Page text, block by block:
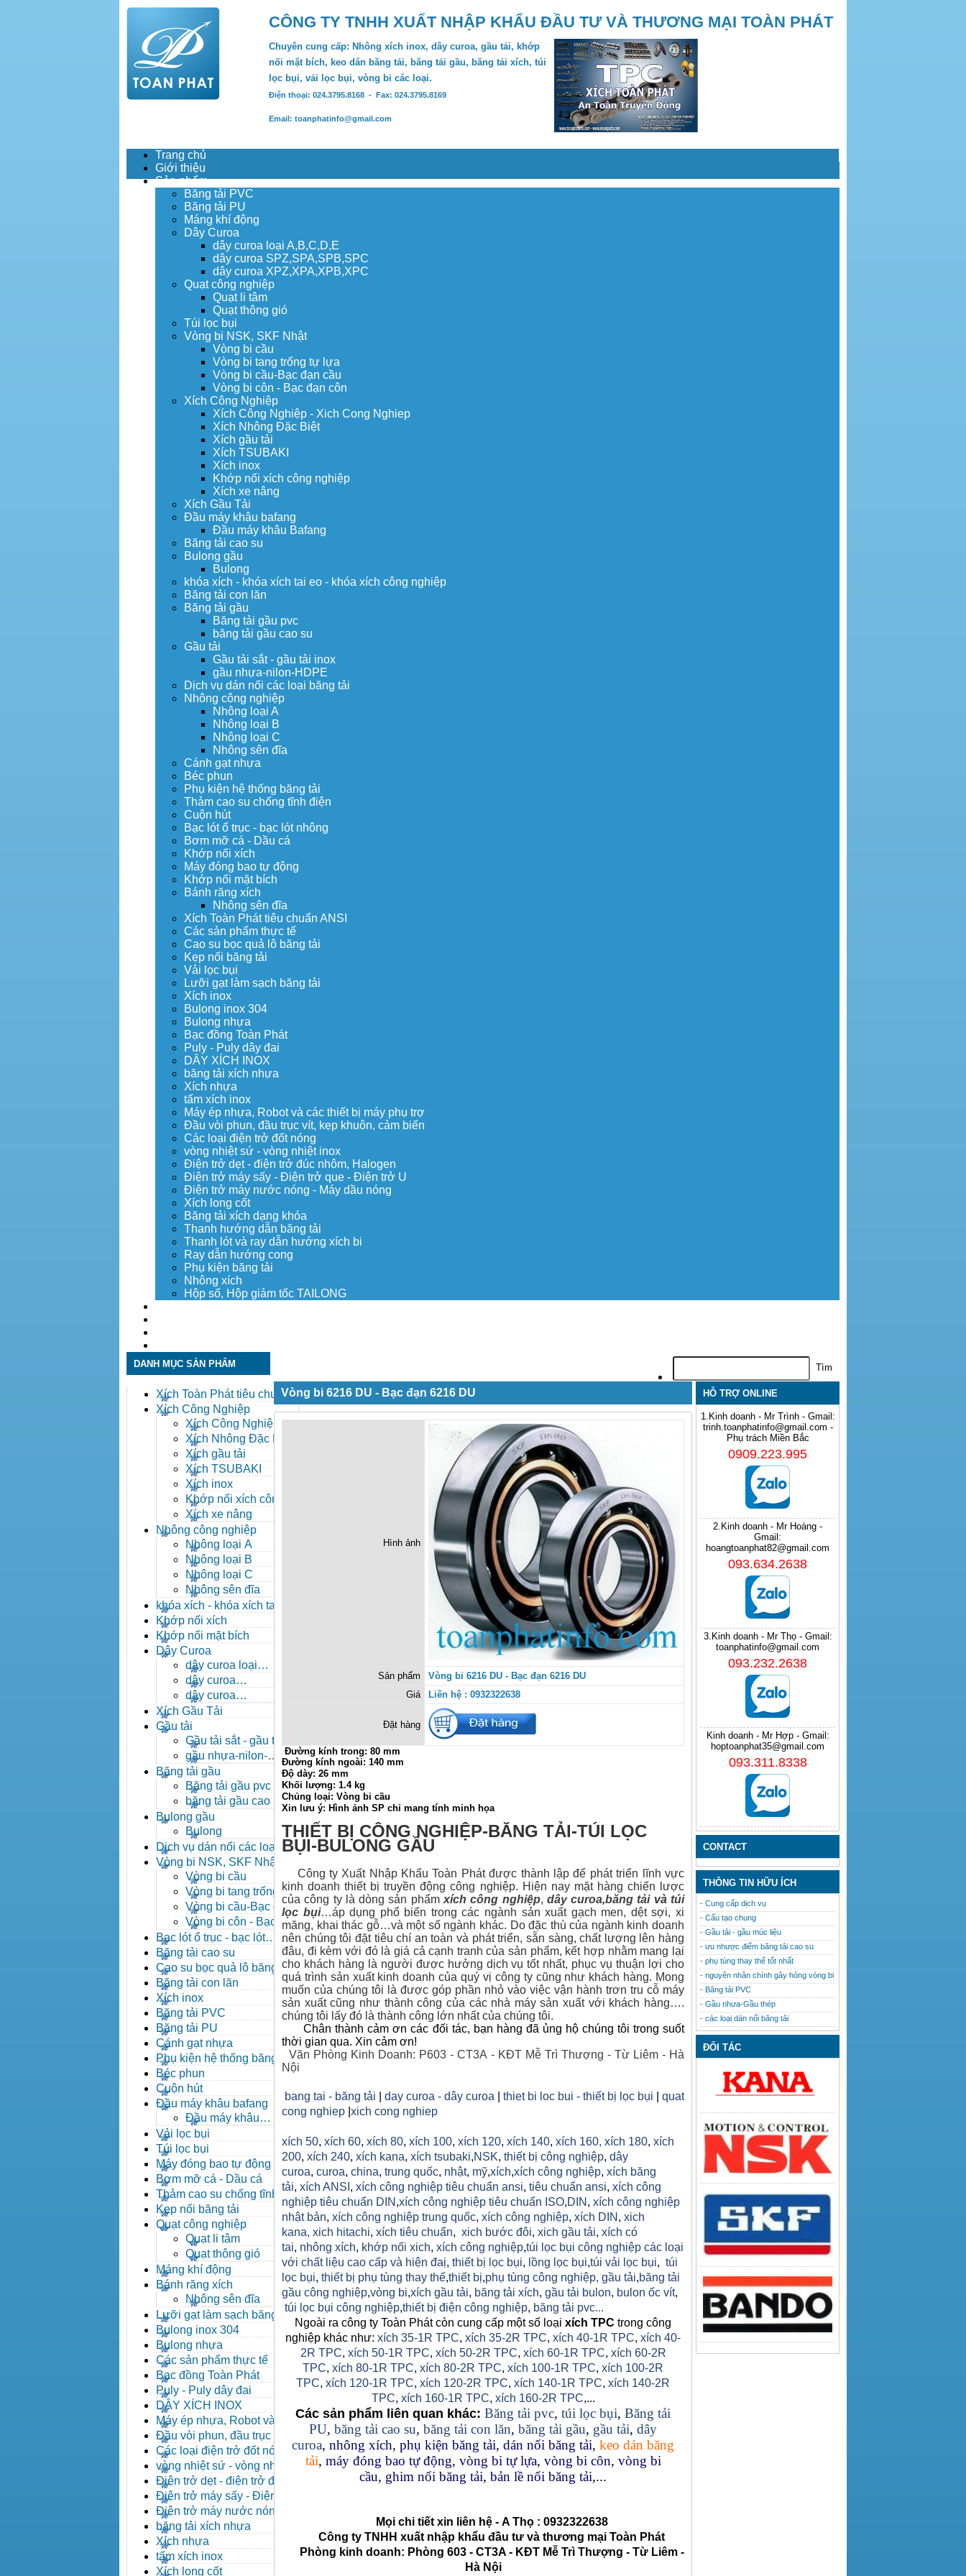
CÔNG TY TNHH XUẤT NHẬP KHẨU ĐẦU TƯ VÀ THƯƠNG MẠI TOÀN PHÁT
Chuyên cung cấp: Nhông xích inox, dây curoa, gầu tải, khớp
nối mặt bích, keo dán băng tải, băng tải gầu, băng tải xích, túi
lọc bụi, vải lọc bụi, vòng bi các loại.
Điện thoại: 024.3795.8168 - Fax: 024.3795.8169
Email: toanphatinfo@gmail.com
Trang chủ
Giới thiệu
Sản phẩm
Băng tải PVC
Băng tải PU
Máng khí động
Dây Curoa
dây curoa loại A,B,C,D,E
dây curoa SPZ,SPA,SPB,SPC
dây curoa XPZ,XPA,XPB,XPC
Quạt công nghiệp
Quạt li tâm
Quạt thông gió
Túi lọc bụi
Vòng bi NSK, SKF Nhật
Vòng bi cầu
Vòng bi tang trống tự lựa
Vòng bi cầu-Bạc đạn cầu
Vòng bi côn - Bạc đạn côn
Xích Công Nghiệp
Xích Công Nghiệp - Xich Cong Nghiep
Xích Nhông Đặc Biệt
Xích gầu tải
Xích TSUBAKI
Xích inox
Khớp nối xích công nghiệp
Xích xe nâng
Xích Gầu Tải
Đầu máy khâu bafang
Đầu máy khâu Bafang
Băng tải cao su
Bulong gầu
Bulong
khóa xích - khóa xích tai eo - khóa xích công nghiệp
Băng tải con lăn
Băng tải gầu
Băng tải gầu pvc
băng tải gầu cao su
Gầu tải
Gầu tải sắt - gầu tải inox
gầu nhựa-nilon-HDPE
Dịch vụ dán nối các loại băng tải
Nhông công nghiệp
Nhông loại A
Nhông loại B
Nhông loại C
Nhông sên đĩa
Cánh gạt nhựa
Béc phun
Phụ kiện hệ thống băng tải
Thảm cao su chống tĩnh điện
Cuộn hút
Bạc lót ổ trục - bạc lót nhông
Bơm mỡ cá - Dầu cá
Khớp nối xích
Máy đóng bao tự động
Khớp nối mặt bích
Bánh răng xích
Nhông sên đĩa
Xích Toàn Phát tiêu chuẩn ANSI
Các sản phẩm thực tế
Cao su bọc quả lô băng tải
Kẹp nối băng tải
Vải lọc bụi
Lưỡi gạt làm sạch băng tải
Xích inox
Bulong inox 304
Bulong nhựa
Bạc đồng Toàn Phát
Puly - Puly dây đai
DÂY XÍCH INOX
băng tải xích nhựa
Xích nhựa
tấm xích inox
Máy ép nhựa, Robot và các thiết bị máy phụ trợ
Đầu vòi phun, đầu trục vít, kẹp khuôn, cảm biến
Các loại điện trở đốt nóng
vòng nhiệt sứ - vòng nhiệt inox
Điện trở dẹt - điện trở đúc nhôm, Halogen
Điện trở máy sấy - Điện trở que - Điện trở U
Điện trở máy nước nóng - Máy dầu nóng
Xích long cốt
Băng tải xích dạng khóa
Thanh hướng dẫn băng tải
Thanh lót và ray dẫn hướng xích bi
Ray dẫn hướng cong
Phụ kiện băng tải
Nhông xích
Hộp số, Hộp giảm tốc TAILONG
DANH MỤC SẢN PHẨM
Xích Toàn Phát tiêu chuẩn
ANSI
Xích Công Nghiệp
Xích Công Nghiệp -
Xich Cong Nghiep
Xích Nhông Đặc Biệt
Xích gầu tải
Xích TSUBAKI
Xích inox
Khớp nối xích công
nghiệp
Xích xe nâng
Nhông công nghiệp
Nhông loại A
Nhông loại B
Nhông loại C
Nhông sên đĩa
khóa xích - khóa xích tai eo
- khóa xích công nghiệp
Khớp nối xích
Khớp nối mặt bích
Dây Curoa
dây curoa loại
A,B,C,D,E
dây curoa
SPZ,SPA,SPB,SPC
dây curoa
XPZ,XPA,XPB,XPC
Xích Gầu Tải
Gầu tải
Gầu tải sắt - gầu tải
inox
gầu nhựa-nilon-
HDPE
Băng tải gầu
Băng tải gầu pvc
băng tải gầu cao su
Bulong gầu
Bulong
Dịch vụ dán nối các loại
băng tải
Vòng bi NSK, SKF Nhật
Vòng bi cầu
Vòng bi tang trống tự
lựa
Vòng bi cầu-Bạc đạn
cầu
Vòng bi côn - Bạc
đạn côn
Bạc lót ổ trục - bạc lót
nhông
Băng tải cao su
Cao su bọc quả lô băng tải
Băng tải con lăn
Xích inox
Băng tải PVC
Băng tải PU
Cánh gạt nhựa
Phụ kiện hệ thống băng tải
Béc phun
Cuộn hút
Đầu máy khâu bafang
Đầu máy khâu
Bafang
Vải lọc bụi
Túi lọc bụi
Máy đóng bao tự động
Bơm mỡ cá - Dầu cá
Thảm cao su chống tĩnh
điện
Kẹp nối băng tải
Quạt công nghiệp
Quạt li tâm
Quạt thông gió
Máng khí động
Bánh răng xích
Nhông sên đĩa
Lưỡi gạt làm sạch băng tải
Bulong inox 304
Bulong nhựa
Các sản phẩm thực tế
Bạc đồng Toàn Phát
Puly - Puly dây đai
DÂY XÍCH INOX
Máy ép nhựa, Robot và các
thiết bị máy phụ trợ
Đầu vòi phun, đầu trục vít,
kẹp khuôn, cảm biến
Các loại điện trở đốt nóng
vòng nhiệt sứ - vòng nhiệt
inox
Điện trở dẹt - điện trở đúc
nhôm, Halogen
Điện trở máy sấy - Điện trở
que - Điện trở U
Điện trở máy nước nóng -
Máy dầu nóng
băng tải xích nhựa
Xích nhựa
tấm xích inox
Xích long cốt
Vòng bi 6216 DU - Bạc đạn 6216 DU
Hình ảnh
Sản phẩm
Vòng bi 6216 DU - Bạc đạn 6216 DU
Giá
Liên hệ : 0932322638
Đặt hàng
Đường kính trong: 80 mm
Đường kính ngoài: 140 mm
Độ dày: 26 mm
Khối lượng: 1.4 kg
Chủng loại: Vòng bi cầu
Xin lưu ý: Hình ảnh SP chỉ mang tính minh họa
THIẾT BỊ CÔNG NGHIỆP-BĂNG TẢI-TÚI LỌC
BỤI-BULONG GẦU
Công ty Xuất Nhập Khẩu Toàn Phát được thành lập để phát triển lĩnh vực
kinh doanh thiết bị truyền động công nghiệp. Hiện nay mặt hàng chiến lược
của công ty là dòng sản phẩm xích công nghiệp, dây curoa,băng tảivàtúi
lọc bụi…áp dụng phổ biến trong các ngành sản xuất gạch men, dệt sợi, xi
măng, khai thác gỗ…và một số ngành khác. Do đặc thù của ngành kinh doanh
nên chúng tôi đặt tiêu chí an toàn và phát triển, sẵn sàng, chất lượng lên hàng
đâu, đi kèm với đó là giá cả cạnh tranh của sản phẩm, kết hợp nhằm mang lại
cho khách hàng là người được hưởng dịch vụ tốt nhất, phục vụ thuận lợi cho
quá trình sản xuất kinh doanh của quý vị công ty cũng như khách hàng. Mong
muốn của chúng tôi là được góp phần nhỏ vào việc vận hành trơn tru cỗ máy
sản xuất cũng như thành công của các nhà máy sản xuất với khách hàng….
chúng tôi lấy đó là thành công lớn nhất của chúng tôi.
Chân thành cảm ơn các đối tác, bạn hàng đã ủng hộ chúng tôi trong suốt
thời gian qua. Xin cảm ơn!
Văn Phòng Kinh Doanh: P603 - CT3A - KĐT Mễ Trì Thượng - Từ Liêm - Hà
Nội
bang tai - băng tải day curoa - dây curoa thiet bi loc bui - thiết bị lọc bụi
quat
cong nghiep xich cong nghiep
xích 50, xích 60, xích 80, xích 100, xích 120, xích 140, xích 160, xích 180, xích
200, xích 240, xích kana, xích tsubaki,NSK, thiết bị công nghiệp, dây
curoa, curoa, china, trung quốc, nhật, mỹ,xích,xích công nghiệp, xích băng
tải, xích ANSI , xích công nghiệp tiêu chuẩn ansi, tiêu chuẩn ansi, xích công
nghiệp tiêu chuẩn DIN ,xích công nghiệp tiêu chuẩn ISO,DIN , xích công nghiệp
nhật bản, xích công nghiệp trung quốc, xích công nghiệp, xích DIN , xich
kana, xich hitachi, xích tiêu chuẩn, xich bước đôi, xich gầu tải, xích có
tai, nhông xích, khớp nối xich, xích công nghiệp,túi lọc bụi công nghiệp các loại
với chất liệu cao cấp và hiện đaị, thiết bị lọc bụi, lồng lọc bụi,túi vải lọc bụi, túi
lọc bụi, thiết bị phụ tùng thay thế,thiết bị,phụ tùng công nghiệp, gầu tải,băng tải
gầu công nghiệp,vòng bi,xích gầu tải, băng tải xích, gầu tải bulon, bulon ốc vít,
túi lọc bụi công nghiệp,thiết bị điện công nghiệp, băng tải pvc...
Ngoài ra công ty Toàn Phát còn cung cấp một số loại xích TPC trong công
nghiệp khác như: xích 35-1R TPC, xích 35-2R TPC, xích 40-1R TPC, xích 40-
2R TPC, xích 50-1R TPC, xích 50-2R TPC, xích 60-1R TPC, xích 60-2R
TPC, xích 80-1R TPC, xích 80-2R TPC, xích 100-1R TPC, xích 100-2R
TPC, xích 120-1R TPC, xích 120-2R TPC, xích 140-1R TPC, xích 140-2R
TPC, xích 160-1R TPC, xích 160-2R TPC,...
Các sản phẩm liên quan khác: Băng tải pvc, túi lọc bụi, Băng tải
PU, băng tải cao su, băng tải con lăn, băng tải gầu, gầu tải, dây
curoa, nhông xích, phụ kiện băng tải, dán nối băng tải, keo dán băng
tải, máy đóng bao tự động, vòng bi tự lựa, vòng bi côn, vòng bi
cầu, ghim nối băng tải, bản lề nối băng tải,...
Mọi chi tiết xin liên hệ - A Thọ : 0932322638
Công ty TNHH xuất nhập khẩu đầu tư và thương mại Toàn Phát
Phòng kinh doanh: Phòng 603 - CT3A - KĐT Mễ Trì Thượng - Từ Liêm -
Hà Nội
HỖ TRỢ ONLINE
1.Kinh doanh - Mr Trình - Gmail:
trinh.toanphatinfo@gmail.com -
Phụ trách Miền Bắc
0909.223.995
2.Kinh doanh - Mr Hoàng -
Gmail:
hoangtoanphat82@gmail.com
093.634.2638
3.Kinh doanh - Mr Thọ - Gmail:
toanphatinfo@gmail.com
093.232.2638
Kinh doanh - Mr Hợp - Gmail:
hoptoanphat35@gmail.com
093.311.8338
CONTACT
THÔNG TIN HỮU ÍCH
- Cung cấp dịch vụ
- Cấu tạo chung
- Gầu tải - gầu múc liệu
- ưu nhược điểm băng tải cao su
- phụ tùng thay thế tốt nhất
- nguyên nhân chính gây hỏng vòng bi
- Băng tải PVC
- Gầu nhưa-Gầu thép
- các loại dán nối băng tải
ĐỐI TÁC